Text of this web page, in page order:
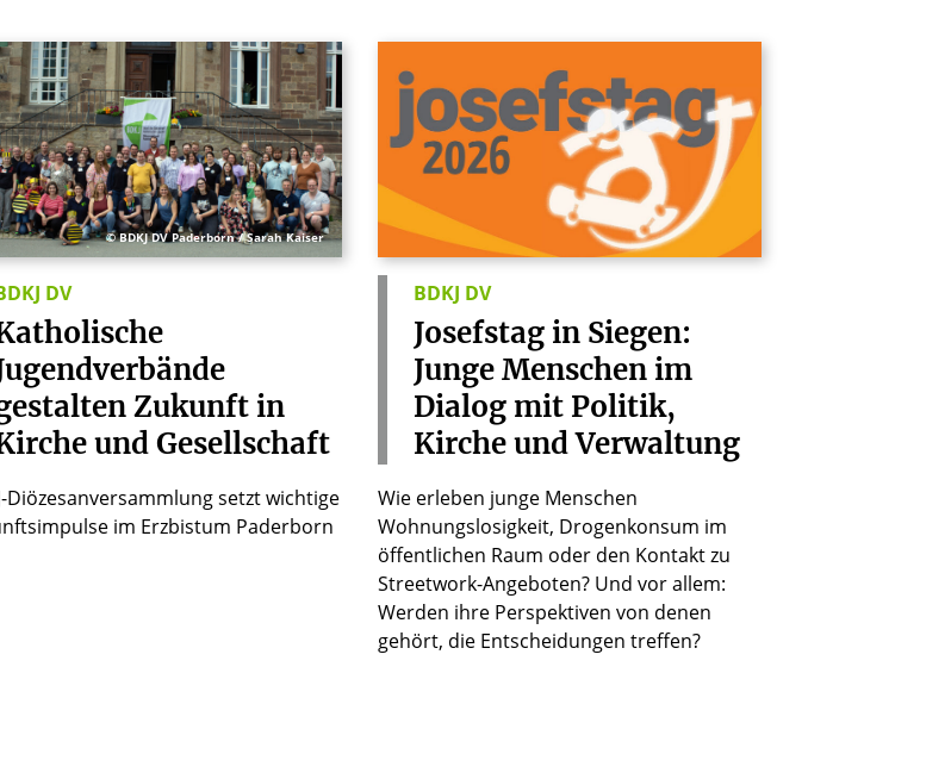
© BDKJ DV Paderborn / Sarah Kaiser
DV
Zukunft in
undGesellschaft
Diözesanversammlung setzt wichtige
im Erzbistum Paderborn
BDKJ DV
Josefstag in Siegen:
JungeMenschen im
Dialog mit Politik,
KircheundVerwaltung
Wie erleben junge Menschen
Wohnungslosigkeit, Drogenkonsum im
öffentlichen Raum oder den Kontakt zu
Streetwork-Angeboten? Und vor allem:
Werden ihre Perspektiven von denen
gehört, die Entscheidungen treffen?